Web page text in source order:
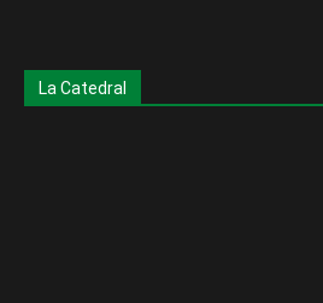
La Catedral